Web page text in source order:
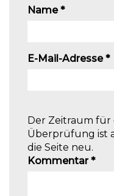
Name*
E-Mail-Adresse*
Der Zeitraum für
Überprüfung ist
die Seite neu.
Kommentar*